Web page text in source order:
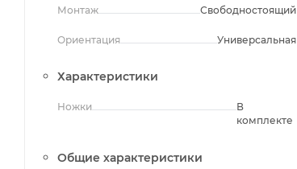
Монтаж Свободностоящий
Ориентация Универсальная
Характеристики
Ножки
В
комплекте
Общие характеристики